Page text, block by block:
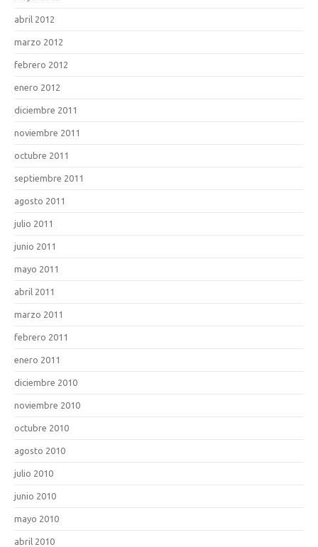
abril 2012
marzo 2012
febrero 2012
enero 2012
diciembre 2011
noviembre 2011
octubre 2011
septiembre 2011
agosto 2011
julio 2011
junio 2011
mayo 2011
abril 2011
marzo 2011
febrero 2011
enero 2011
diciembre 2010
noviembre 2010
octubre 2010
agosto 2010
julio 2010
junio 2010
mayo 2010
abril 2010